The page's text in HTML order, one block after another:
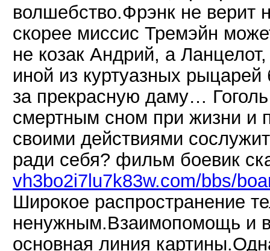
волшебство.Фрэнк не верит
скорее миссис Тремэйн
не козак Андрий, а
иной из куртуазных
за прекрасную даму…
смертным сном при жизни и
своими действиями
ради себя? фильм боевик
vh3bo2i7lu7k83w.com/bbs/
Широкое распространение
ненужным.Взаимопомощь и
основная линия